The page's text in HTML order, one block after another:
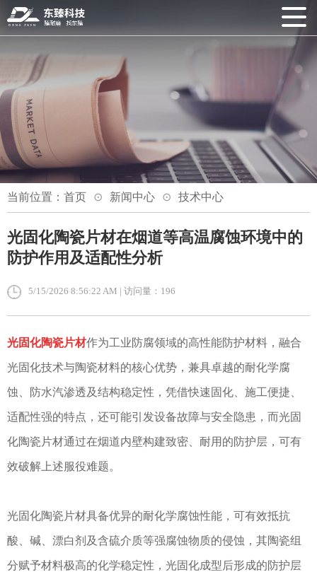
当前位置： 首页 新闻中心 技术中心
光固化陶瓷片材在烟道等高温腐蚀环境中的
防护作用及适配性分析
5/15/2026 8:56:22 AM | 访问量：196
光固化陶瓷片材作为工业防腐领域的高性能防护材料，融合
光固化技术与陶瓷材料的核心优势，兼具卓越的耐化学腐
蚀、防水汽渗透及结构稳定性，凭借快速固化、施工便捷、
适配性强的特点，还可能引发设备故障与安全隐患，而光固
化陶瓷片材通过在烟道内壁构建致密、耐用的防护层，可有
效破解上述服役难题。
光固化陶瓷片材具备优异的耐化学腐蚀性能，可有效抵抗
酸、碱、漂白剂及含硫介质等强腐蚀物质的侵蚀，其陶瓷组
分赋予材料极高的化学稳定性，光固化成型后形成的防护层